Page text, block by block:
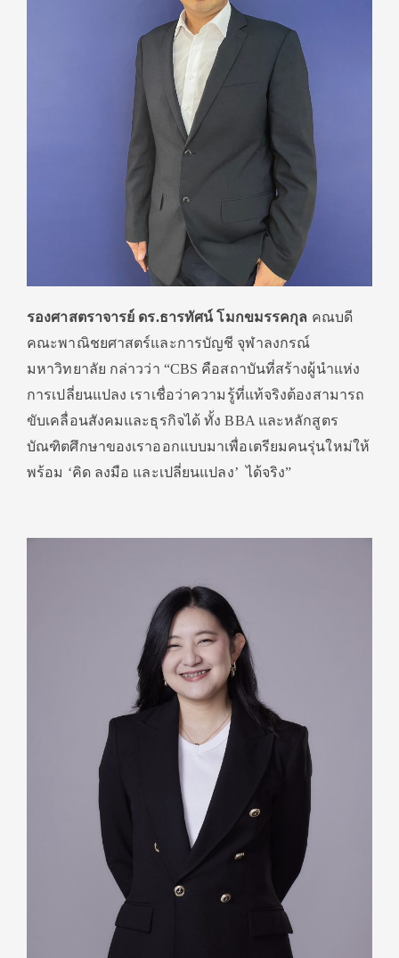
รองศาสตราจารย์ ดร.ธารทัศน์ โมกขมรรคกุล คณบดี
คณะพาณิชยศาสตร์และการบัญชี จุฬาลงกรณ์
มหาวิทยาลัย กล่าวว่า “CBS คือสถาบันที่สร้างผู้นำแห่ง
การเปลี่ยนแปลง เราเชื่อว่าความรู้ที่แท้จริงต้องสามารถ
ขับเคลื่อนสังคมและธุรกิจได้ ทั้ง BBA และหลักสูตร
บัณฑิตศึกษาของเราออกแบบมาเพื่อเตรียมคนรุ่นใหม่ให้
พร้อม ‘คิด ลงมือ และเปลี่ยนแปลง’ ได้จริง”